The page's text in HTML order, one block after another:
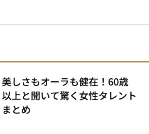
美しさもオーラも健在！60歳
以上と聞いて驚く女性タレント
まとめ